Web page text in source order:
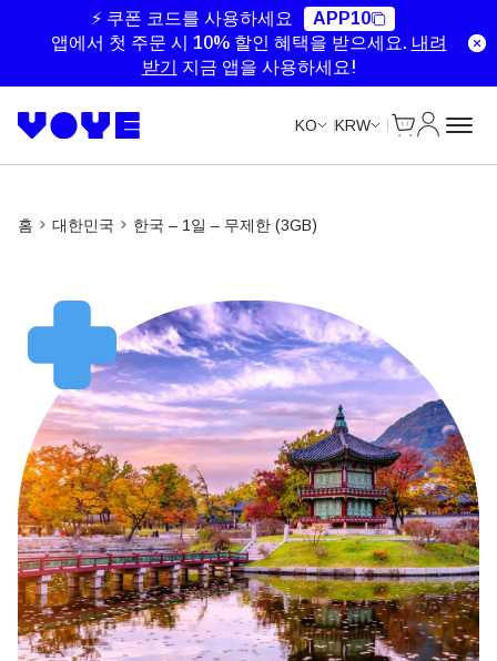
⚡ 쿠폰 코드를 사용하세요
APP10
앱에서 첫 주문 시 10% 할인 혜택을 받으세요. 내려
받기
지금 앱을 사용하세요!
KO KRW
홈 대한민국 한국 – 1일 – 무제한 (3GB)
Unlimited Data
Unlimited Data
Unlimited Data